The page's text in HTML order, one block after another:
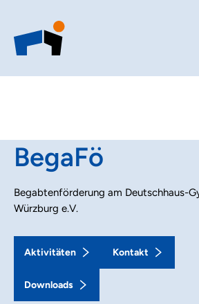
BegaFö
Begabtenförderung am Deutschhaus-
Würzburg e.V.
Aktivitäten Kontakt
Downloads